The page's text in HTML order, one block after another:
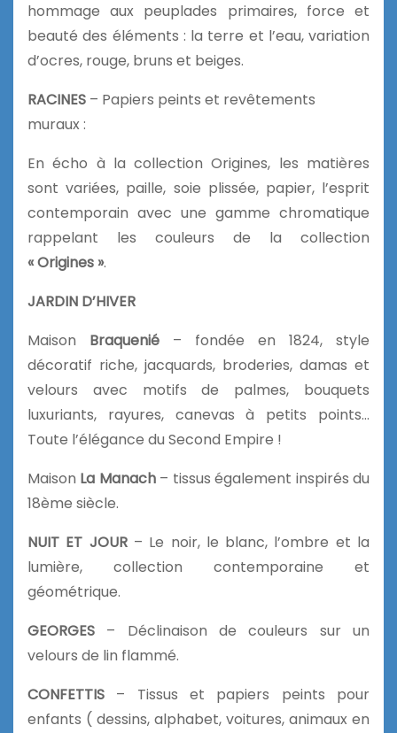
hommage aux peuplades primaires, force et
beauté des éléments : la terre et l’eau, variation
d’ocres, rouge, bruns et beiges.
RACINES – Papiers peints et revêtements
muraux :
En écho à la collection Origines, les matières
sont variées, paille, soie plissée, papier, l’esprit
contemporain avec une gamme chromatique
rappelant les couleurs de la collection
« Origines ».
JARDIN D’HIVER
Maison Braquenié – fondée en 1824, style
décoratif riche, jacquards, broderies, damas et
velours avec motifs de palmes, bouquets
luxuriants, rayures, canevas à petits points…
Toute l’élégance du Second Empire !
Maison La Manach– tissus également inspirés du
18ème siècle.
NUIT ET JOUR– Le noir, le blanc, l’ombre et la
lumière, collection contemporaine et
géométrique.
GEORGES – Déclinaison de couleurs sur un
velours de lin flammé.
CONFETTIS – Tissus et papiers peints pour
enfants ( dessins, alphabet, voitures, animaux en